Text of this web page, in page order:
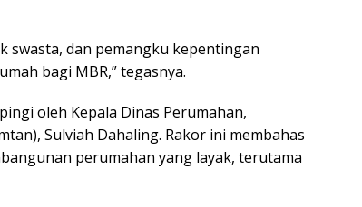
swasta, dan pemangku kepentingan
bagi MBR,” tegasnya.
oleh Kepala Dinas Perumahan,
Sulviah Dahaling. Rakor ini membahas
perumahan yang layak, terutama